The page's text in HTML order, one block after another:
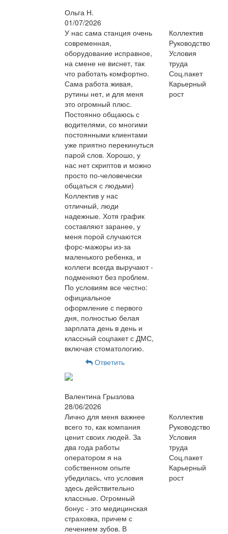
Ольга Н.
01/07/2026
У нас сама станция очень
современная,
оборудование исправное,
на смене не виснет, так
что работать комфортно.
Сама работа живая,
рутины нет, и для меня
это огромный плюс.
Постоянно общаюсь с
водителями, со многими
постоянными клиентами
уже приятно перекинуться
парой слов. Хорошо, у
нас нет скриптов и можно
просто по-человечески
общаться с людьми)
Коллектив у нас
отличный, люди
надежные. Хотя график
составляют заранее, у
меня порой случаются
форс-мажоры из-за
маленького ребенка, и
коллеги всегда выручают -
подменяют без проблем.
По условиям все честно:
официальное
оформление с первого
дня, полностью белая
зарплата день в день и
классный соцпакет с ДМС,
включая стоматологию.
Коллектив
Руководство
Условия
труда
Соц.пакет
Карьерный
рост
Ответить
Валентина Грызлова
28/06/2026
Лично для меня важнее
всего то, как компания
ценит своих людей. За
два года работы
оператором я на
собственном опыте
убедилась, что условия
здесь действительно
классные. Огромный
бонус - это медицинская
страховка, причем с
лечением зубов. В
Коллектив
Руководство
Условия
труда
Соц.пакет
Карьерный
рост